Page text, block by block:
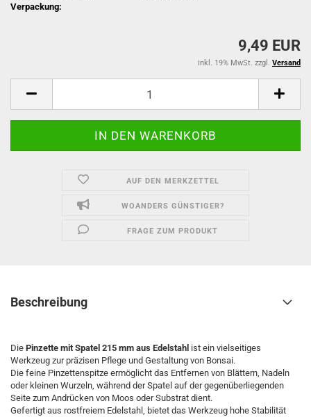
Verpackung:
9,49 EUR
inkl. 19% MwSt. zzgl. Versand
AUF DEN MERKZETTEL
WOANDERS GÜNSTIGER?
FRAGE ZUM PRODUKT
Beschreibung
Die Pinzette mit Spatel 215 mm aus Edelstahl ist ein vielseitiges
Werkzeug zur präzisen Pflege und Gestaltung von Bonsai.
Die feine Pinzettenspitze ermöglicht das Entfernen von Blättern, Nadeln
oder kleinen Wurzeln, während der Spatel auf der gegenüberliegenden
Seite zum Andrücken von Moos oder Substrat dient.
Gefertigt aus rostfreiem Edelstahl, bietet das Werkzeug hohe Stabilität